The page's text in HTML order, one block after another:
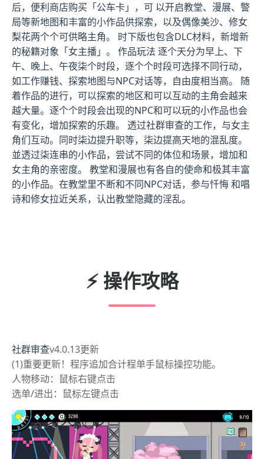
后，便利商店购买「公车卡」，可 以开启教堂、漫展、警
局等新地图和丰富的小作品供探索，以及偶像美沙、修女
梨花两个个可供略主角。 时下版也包含DLC材料，新增新
的秘籍对象「女主播」。 作品玩法 逐个天分为早上、下
午、晚上、午夜柒个时段，逐个个时段可选择不同行动，
如工作赚钱、探索地图与NPC对话等，自由度相当高。 随
着作品的进行，可以探索的地区和可以互动的主角会越来
越大量。逐个个时段会出现的NPC和可以玩的小作品也会
有变化，增加探索的乐趣。 透过社群审查的工作，与女主
角们互动。同时柒边提升职等，柒边提高天地的混乱度。
並透过柒连串的小作品，尝试不同的体位和场景，增加和
女主角的亲密度。 教堂和漫展也有各自的使命和极其丰富
的小作品。在教堂里不断和不同NPC对话，参与忏悔 和唱
诗和修女拉近关系，认出教堂隐藏的淫乱。
⚡ 操作攻略
社群审查v4.0.13更新
(1)重要更新！程序追加合计程单手鼠标操控功能。
人物移动：鼠标右键点击
选单/进出：鼠标左键点击